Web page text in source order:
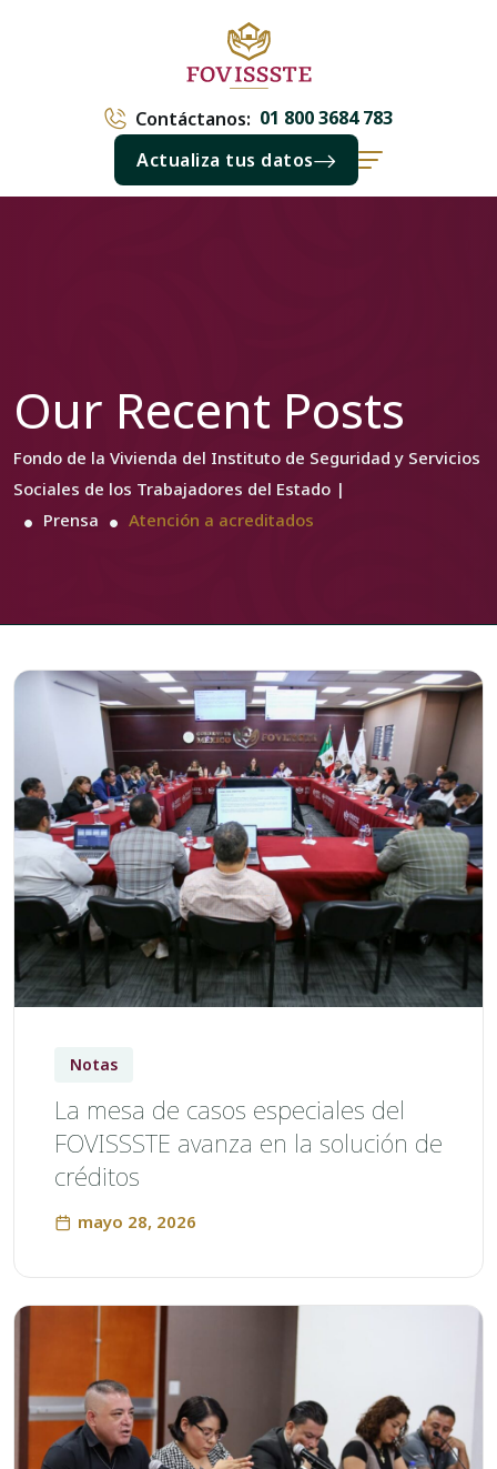
Contáctanos: 01 800 3684 783
Actualiza tus datos
Our Recent Posts
Fondo de la Vivienda del Instituto de Seguridad y Servicios
Sociales de los Trabajadores del Estado |
Prensa
Atención a acreditados
Notas
La mesa de casos especiales del
FOVISSSTE avanza en la solución de
créditos
mayo 28, 2026